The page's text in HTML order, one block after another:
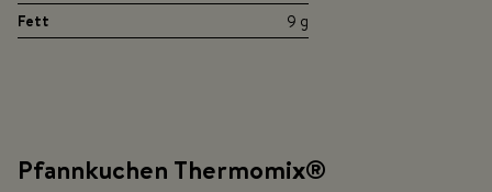
Fett
9 g
Pfannkuchen Thermomix®